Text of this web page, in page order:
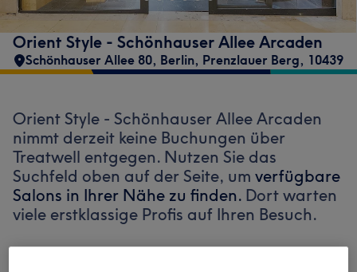
Orient Style - Schönhauser Allee Arcaden
Schönhauser Allee 80, Berlin, Prenzlauer Berg, 10439
Orient Style - Schönhauser Allee Arcaden
nimmt derzeit keine Buchungen über
Treatwell entgegen. Nutzen Sie das
Suchfeld oben auf der Seite, um verfügbare
Salons in Ihrer Nähe zu finden. Dort warten
viele erstklassige Profis auf Ihren Besuch.